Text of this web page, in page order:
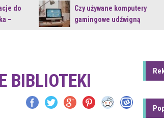
do
–
Czy używane komputery
gamingowe udźwigną
BIBLIOTEKI